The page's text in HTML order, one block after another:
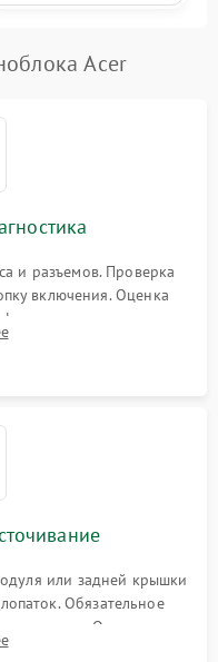
Acer
и разъемов. Проверка
включения. Оценка
для сужения круга
вскрытием.
или задней крышки
Обязательное
питания. Очистка
скопившейся пыли.